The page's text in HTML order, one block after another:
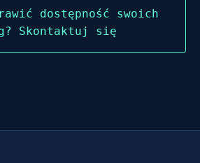
dostępność swoich
Skontaktuj się